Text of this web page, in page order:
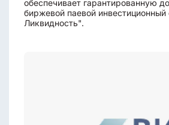
обеспечивает гарантированную
биржевой паевой
Ликвидность".